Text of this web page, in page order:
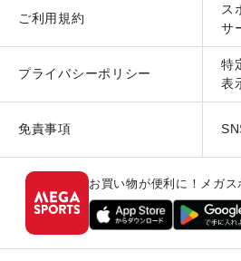
ご利用規約
ス
サ
プライバシーポリシー
特
表
免責事項
お買い物が便利に！メガス